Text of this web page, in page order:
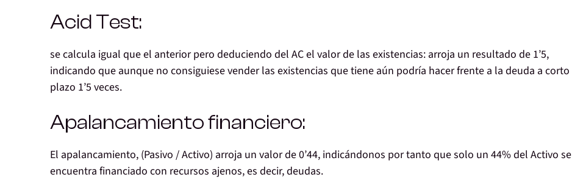
Acid Test:
se calcula igual que el anterior pero deduciendo del AC el valor de las existencias: arroja un resultado de 1’5,
indicando que aunque no consiguiese vender las existencias que tiene aún podría hacer frente a la deuda a corto
plazo 1’5 veces.
Apalancamiento financiero:
El apalancamiento, (Pasivo / Activo) arroja un valor de 0’44, indicándonos por tanto que solo un 44% del Activo se
encuentra financiado con recursos ajenos, es decir, deudas.